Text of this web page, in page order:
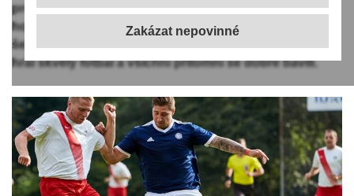
prosluněný pátek 7. června. Domácí měli svým
hokejovým soupeřům co oplácet, minulý rok totiž
šelmy zvítězily vysoko 3:0. Před rekordní návštěvou se
hrál skvělý fotbal a všichni přítomní se dobře bavili.